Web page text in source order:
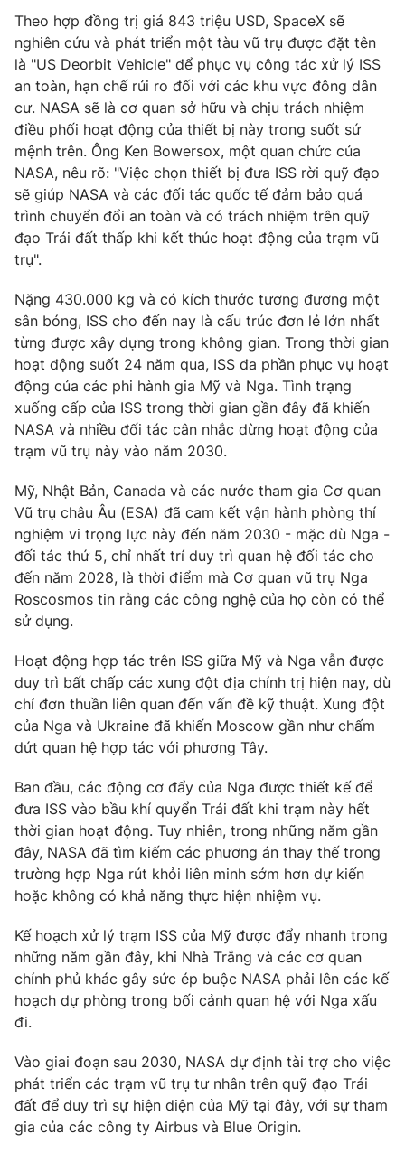
Nhân vật
Khán giả
Giải sao mai
Âm nhạc
Sao
Đời sống
Du lịch
Làm đẹp
Chất lượng cuộc sống
Giáo dục
Tuyển sinh
Học trực tuyến
Công nghệ
Hitech Công nghệ tương lai
Sản phẩm
Thị trường
Tư vấn
Giao lưu trực tuyến
Lịch phát sóng
Emagazine Podcast
Photo Infographic
Video Shorts video
VTV Sức khoẻ Bất động sản
Thị trường 24h Tấm lòng Việt
VTV4
VTV9 VTV8
Liên hệ tòa soạn English
THỜI BÁO VTV
Cơ quan chủ quản:Đài Truyền hình Việt Nam
Cơ quan báo chí:Thời báo VTV
Giấy phép hoạt động báo in và báo điện tử số 483/GP-BTTTT
Tổng Biên tập:Vũ Thanh Thủy
Phó Tổng Biên tập: Nguyễn Thị Mỹ Hạnh, Phạm Quốc Thắng,
Nguyễn Trọng Ninh
Tổng đài VTV:024.38 355 931 - 024.38 355 932
Theo hợp đồng trị giá 843 triệu USD, SpaceX sẽ
nghiên cứu và phát triển một tàu vũ trụ được đặt tên
là "US Deorbit Vehicle" để phục vụ công tác xử lý ISS
an toàn, hạn chế rủi ro đối với các khu vực đông dân
cư. NASA sẽ là cơ quan sở hữu và chịu trách nhiệm
điều phối hoạt động của thiết bị này trong suốt sứ
mệnh trên. Ông Ken Bowersox, một quan chức của
NASA, nêu rõ: "Việc chọn thiết bị đưa ISS rời quỹ đạo
sẽ giúp NASA và các đối tác quốc tế đảm bảo quá
trình chuyển đổi an toàn và có trách nhiệm trên quỹ
đạo Trái đất thấp khi kết thúc hoạt động của trạm vũ
trụ".
Nặng 430.000 kg và có kích thước tương đương một
sân bóng, ISS cho đến nay là cấu trúc đơn lẻ lớn nhất
từng được xây dựng trong không gian. Trong thời gian
hoạt động suốt 24 năm qua, ISS đa phần phục vụ hoạt
động của các phi hành gia Mỹ và Nga. Tình trạng
xuống cấp của ISS trong thời gian gần đây đã khiến
NASA và nhiều đối tác cân nhắc dừng hoạt động của
trạm vũ trụ này vào năm 2030.
Mỹ, Nhật Bản, Canada và các nước tham gia Cơ quan
Vũ trụ châu Âu (ESA) đã cam kết vận hành phòng thí
nghiệm vi trọng lực này đến năm 2030 - mặc dù Nga -
đối tác thứ 5, chỉ nhất trí duy trì quan hệ đối tác cho
đến năm 2028, là thời điểm mà Cơ quan vũ trụ Nga
Roscosmos tin rằng các công nghệ của họ còn có thể
sử dụng.
Hoạt động hợp tác trên ISS giữa Mỹ và Nga vẫn được
duy trì bất chấp các xung đột địa chính trị hiện nay, dù
chỉ đơn thuần liên quan đến vấn đề kỹ thuật. Xung đột
của Nga và Ukraine đã khiến Moscow gần như chấm
dứt quan hệ hợp tác với phương Tây.
Ban đầu, các động cơ đẩy của Nga được thiết kế để
đưa ISS vào bầu khí quyển Trái đất khi trạm này hết
thời gian hoạt động. Tuy nhiên, trong những năm gần
đây, NASA đã tìm kiếm các phương án thay thế trong
trường hợp Nga rút khỏi liên minh sớm hơn dự kiến
hoặc không có khả năng thực hiện nhiệm vụ.
Kế hoạch xử lý trạm ISS của Mỹ được đẩy nhanh trong
những năm gần đây, khi Nhà Trắng và các cơ quan
chính phủ khác gây sức ép buộc NASA phải lên các kế
hoạch dự phòng trong bối cảnh quan hệ với Nga xấu
đi.
Vào giai đoạn sau 2030, NASA dự định tài trợ cho việc
phát triển các trạm vũ trụ tư nhân trên quỹ đạo Trái
đất để duy trì sự hiện diện của Mỹ tại đây, với sự tham
gia của các công ty Airbus và Blue Origin.